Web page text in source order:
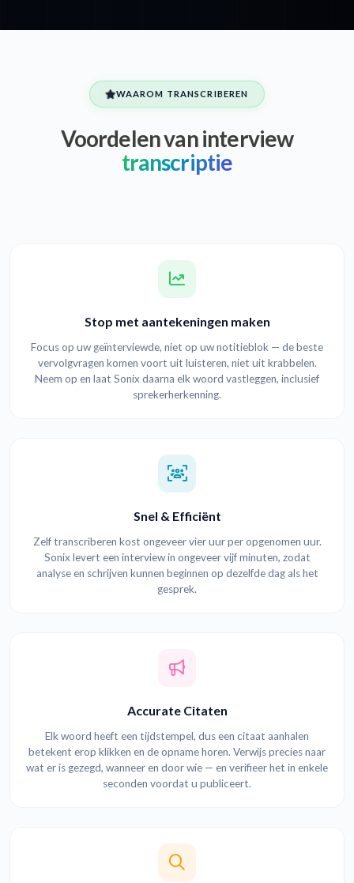
WAAROM TRANSCRIBEREN
Voordelen van interview
transcriptie
Stop met aantekeningen maken
Focus op uw geïnterviewde, niet op uw notitieblok — de beste
vervolgvragen komen voort uit luisteren, niet uit krabbelen.
Neem op en laat Sonix daarna elk woord vastleggen, inclusief
sprekerherkenning.
Snel & Efficiënt
Zelf transcriberen kost ongeveer vier uur per opgenomen uur.
Sonix levert een interview in ongeveer vijf minuten, zodat
analyse en schrijven kunnen beginnen op dezelfde dag als het
gesprek.
Accurate Citaten
Elk woord heeft een tijdstempel, dus een citaat aanhalen
betekent erop klikken en de opname horen. Verwijs precies naar
wat er is gezegd, wanneer en door wie — en verifieer het in enkele
seconden voordat u publiceert.